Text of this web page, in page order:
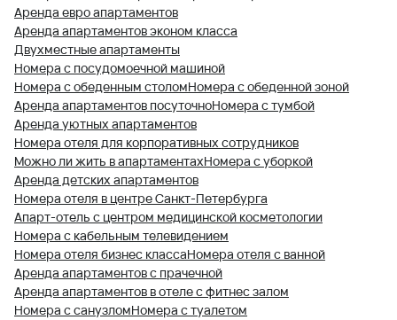
Аренда евро апартаментов
Аренда апартаментов эконом класса
Двухместные апартаменты
Номера с посудомоечной машиной
Номера с обеденным столомНомера с обеденной зоной
Аренда апартаментов посуточноНомера с тумбой
Аренда уютных апартаментов
Номера отеля для корпоративных сотрудников
Можно ли жить в апартаментахНомера с уборкой
Аренда детских апартаментов
Номера отеля в центре Санкт-Петербурга
Апарт-отель с центром медицинской косметологии
Номера с кабельным телевидением
Номера отеля бизнес классаНомера отеля с ванной
Аренда апартаментов с прачечной
Аренда апартаментов в отеле с фитнес залом
Номера с санузломНомера с туалетом